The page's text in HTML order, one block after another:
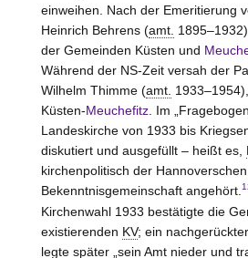
einweihen. Nach der Emeritierung
Heinrich Behrens (amt.
der Gemeinden Küsten und
Während der NS-Zeit versah der
Wilhelm Thimme (amt.
Küsten-Meuchefitz. Im
Landeskirche von 1933 bis
diskutiert und ausgefüllt – heißt es,
kirchenpolitisch der Hannoverschen
Bekenntnisgemeinschaft angehört.
Kirchenwahl 1933 bestätigte die
existierenden KV; ein
legte später „sein Amt nieder und